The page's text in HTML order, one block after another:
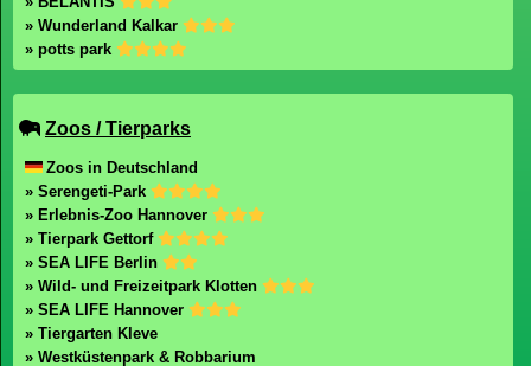
» Wunderland Kalkar
» potts park
Zoos / Tierparks
Zoos in Deutschland
» Serengeti-Park
» Erlebnis-Zoo Hannover
» Tierpark Gettorf
» SEA LIFE Berlin
» Wild- und Freizeitpark Klotten
» SEA LIFE Hannover
» Tiergarten Kleve
» Westküstenpark & Robbarium